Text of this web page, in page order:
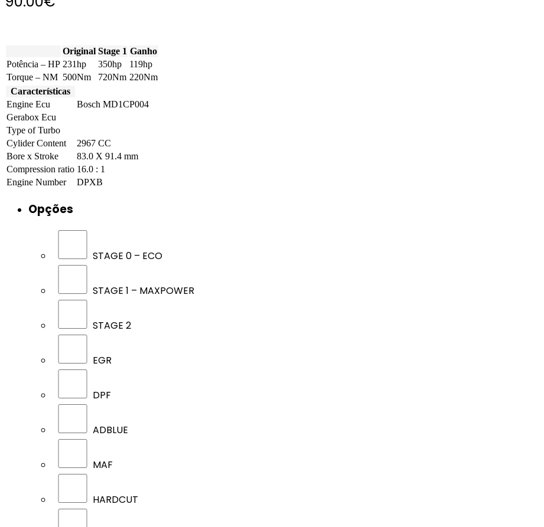
Original Stage 1 Ganho
Potência – HP 231hp 350hp
119hp
Torque – NM 500Nm 720Nm 220Nm
Características
Engine Ecu
Bosch MD1CP004
Gerabox Ecu
Type of Turbo
Cylider Content
2967 CC
Bore x Stroke
83.0 X 91.4 mm
Compression ratio 16.0 : 1
Engine Number
DPXB
Opções
STAGE 0 – ECO
STAGE 1 – MAXPOWER
STAGE 2
EGR
DPF
ADBLUE
MAF
HARDCUT